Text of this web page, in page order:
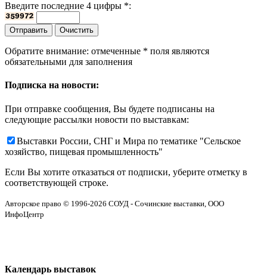
Введите последние 4 цифры *:
Обратите внимание: отмеченные * поля являются
обязательными для заполнения
Подписка на новости:
При отправке сообщения, Вы будете подписаны на
следующие рассылки новости по выставкам:
Выставки России, СНГ и Мира по тематике "Сельское
хозяйство, пищевая промышленность"
Если Вы хотите отказаться от подписки, уберите отметку в
соответствующей строке.
Авторское право © 1996-2026 СОУД - Сочинские выставки, ООО
ИнфоЦентр
Календарь выставок